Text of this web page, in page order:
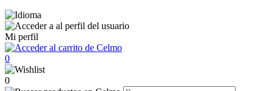
Mi perfil
0
0